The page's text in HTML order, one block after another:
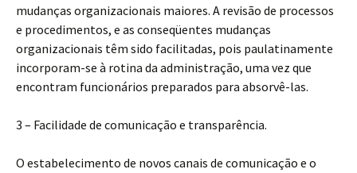
mudanças organizacionais maiores. A revisão de processos
e procedimentos, e as conseqüentes mudanças
organizacionais têm sido facilitadas, pois paulatinamente
incorporam-se à rotina da administração, uma vez que
encontram funcionários preparados para absorvê-las.
3 – Facilidade de comunicação e transparência.
O estabelecimento de novos canais de comunicação e o